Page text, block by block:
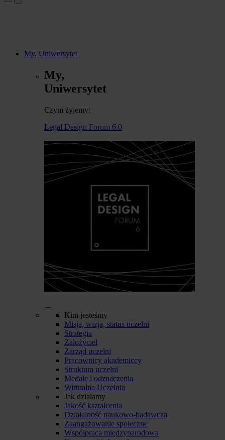
My, Uniwersytet
My,
Uniwersytet
Czym żyjemy:
Legal Design Forum 6.0
Kim jesteśmy
Misja, wizja, status uczelni
Strategia
Założyciel
Zarząd uczelni
Pracownicy akademiccy
Struktura uczelni
Medale i odznaczenia
Wirtualna Uczelnia
Jak działamy
Jakość kształcenia
Działalność naukowo-badawcza
Zaangażowanie społeczne
Współpraca międzynarodowa